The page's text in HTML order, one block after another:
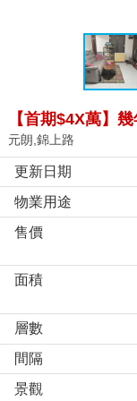
【首期$4X萬】
元朗,錦上路
更新日期
物業用途
售價
面積
層數
間隔
景觀